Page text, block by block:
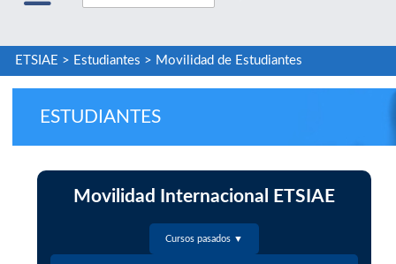
ETSIAE > Estudiantes > Movilidad de Estudiantes
ESTUDIANTES
Movilidad Internacional ETSIAE
Cursos pasados ▼